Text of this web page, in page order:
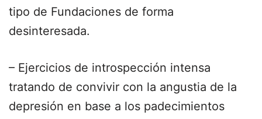
tipo de Fundaciones de forma
desinteresada.
– Ejercicios de introspección intensa
tratando de convivir con la angustia de la
depresión en base a los padecimientos